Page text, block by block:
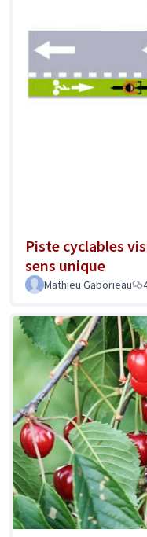
Piste cyclables
sens unique
Mathieu Gaborieau